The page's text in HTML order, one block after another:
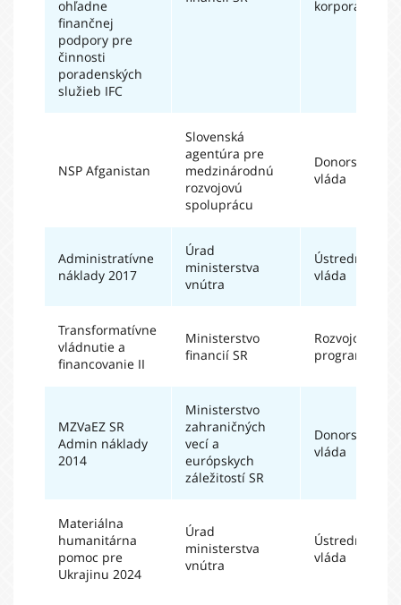
ohľadne
finančnej
podpory pre
činnosti
poradenských
služieb IFC
korporácia
NSP Afganistan
Slovenská
agentúra pre
medzinárodnú
rozvojovú
spoluprácu
Donorská
vláda
Administratívne
náklady 2017
Úrad
ministerstva
vnútra
Ústredná
vláda
Transformatívne
vládnutie a
financovanie II
Ministerstvo
financií SR
Rozvojový
program OSN
MZVaEZ SR
Admin náklady
2014
Ministerstvo
zahraničných
vecí a
európskych
záležitostí SR
Donorská
vláda
Materiálna
humanitárna
pomoc pre
Ukrajinu 2024
Úrad
ministerstva
vnútra
Ústredná
vláda